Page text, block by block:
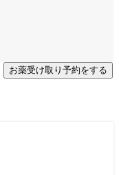
お薬受け取り予約をする